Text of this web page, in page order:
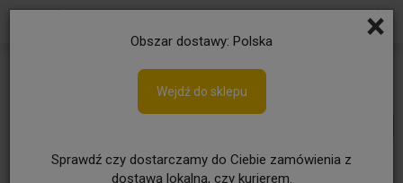
×
Obszar dostawy: Polska
Wejdź do sklepu
Sprawdź czy dostarczamy do Ciebie zamówienia z
dostawą lokalną, czy kurierem.
Kosmetyki samochodowe